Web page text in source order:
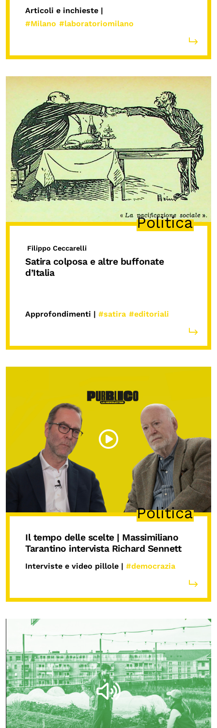
Articoli e inchieste |
#Milano #laboratoriomilano
Politica
Filippo Ceccarelli
Satira colposa e altre buffonate
d’Italia
Approfondimenti | #satira #editoriali
Politica
Il tempo delle scelte | Massimiliano
Tarantino intervista Richard Sennett
Interviste e video pillole | #democrazia